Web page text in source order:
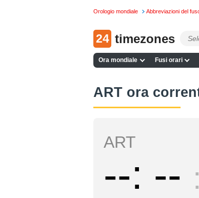
Orologio mondiale Abbreviazioni del
24 timezones
Ora mondiale Fusi orari
ART ora
ART
-- --